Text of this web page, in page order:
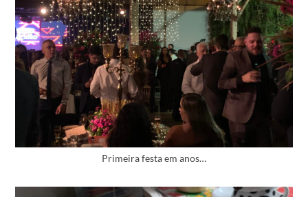
Primeira festa em anos…